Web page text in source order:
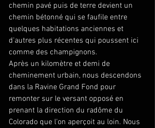
chemin pavé puis de terre devient un
chemin bétonné qui se faufile entre
quelques habitations anciennes et
d'autres plus récentes qui poussent ici
comme des champignons.
Après un kilomètre et demi de
cheminement urbain, nous descendons
dans la Ravine Grand Fond pour
remonter sur le versant opposé en
prenant la direction du radôme du
Colorado que l'on aperçoit au loin. Nous